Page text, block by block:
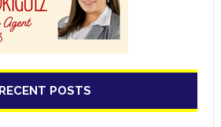
RECENT POSTS